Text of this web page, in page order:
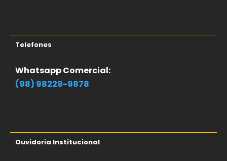
Telefones
Whatsapp Comercial:
(98) 98229-9878
Ouvidoria Institucional